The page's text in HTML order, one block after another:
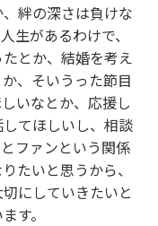
絆の深さは負けな
生があるわけで、
とか、結婚を考え
、そいうった節目
いなとか、応援し
てほしいし、相談
ファンという関係
たいと思うから、
にしていきたいと
す。